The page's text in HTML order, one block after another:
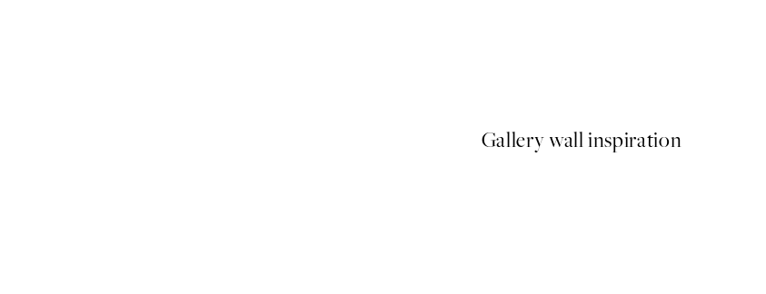
Gallery wall inspiration